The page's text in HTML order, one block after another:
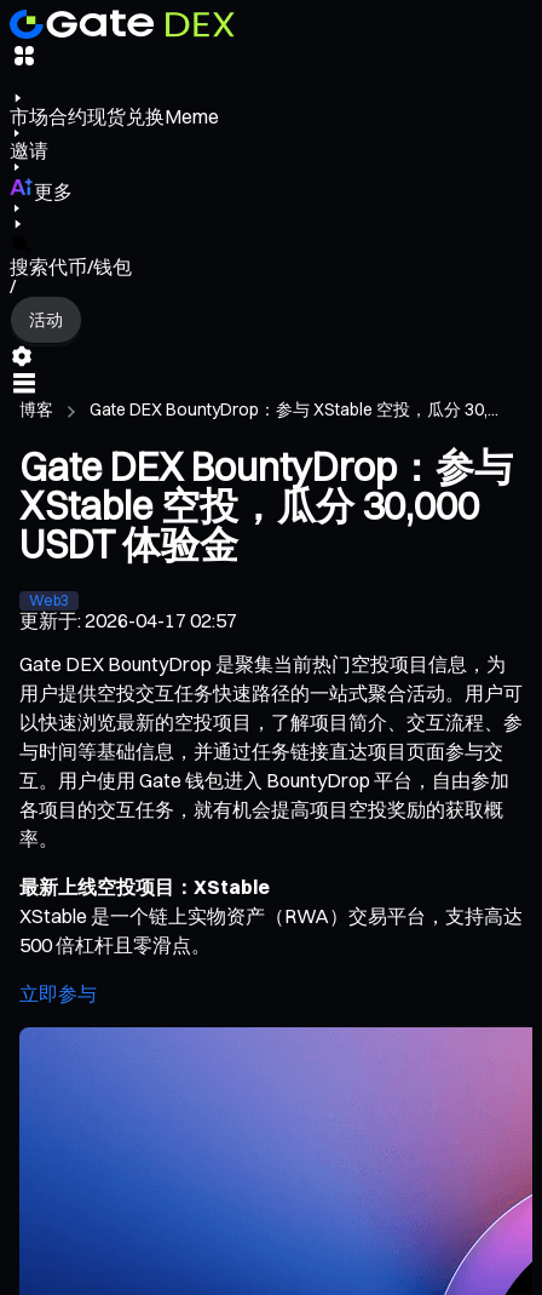
市场合约现货兑换Meme
邀请
更多
搜索代币/钱包
/
活动
博客 Gate DEX BountyDrop：参与 XStable 空投，瓜分 30,...
Gate DEX BountyDrop：参与
XStable 空投，瓜分 30,000
USDT 体验金
Web3
更新于:2026-04-17 02:57
Gate DEX BountyDrop 是聚集当前热门空投项目信息，为
用户提供空投交互任务快速路径的一站式聚合活动。用户可
以快速浏览最新的空投项目，了解项目简介、交互流程、参
与时间等基础信息，并通过任务链接直达项目页面参与交
互。用户使用 Gate 钱包进入 BountyDrop 平台，自由参加
各项目的交互任务，就有机会提高项目空投奖励的获取概
率。
最新上线空投项目：XStable
XStable 是一个链上实物资产（RWA）交易平台，支持高达
500 倍杠杆且零滑点。
立即参与